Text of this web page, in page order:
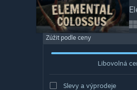
Zúžit podle ceny
Libovolná
Slevy a výprodeje